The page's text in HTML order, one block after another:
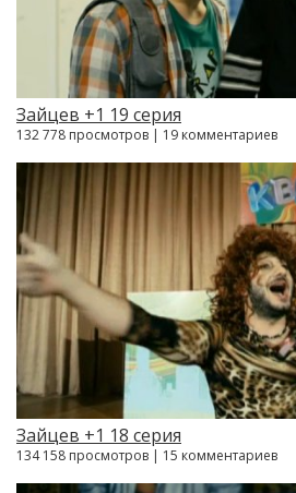
Зайцев +1 19 серия
132 778 просмотров | 19 комментариев
Зайцев +1 18 серия
134 158 просмотров | 15 комментариев